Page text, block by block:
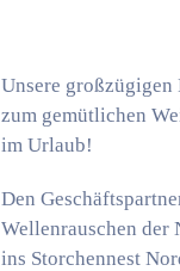
Unsere großzügigen
zum gemütlichen
im Urlaub!
Den
Wellenrauschen der
ins Storchennest